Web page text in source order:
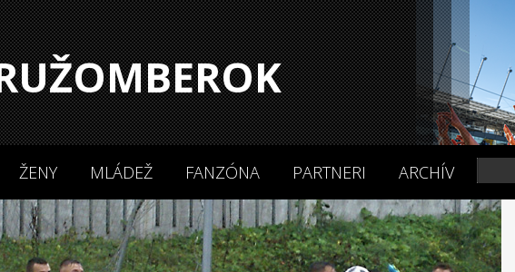
ŽENY MLÁDEŽ FANZÓNA PARTNERI ARCHÍV